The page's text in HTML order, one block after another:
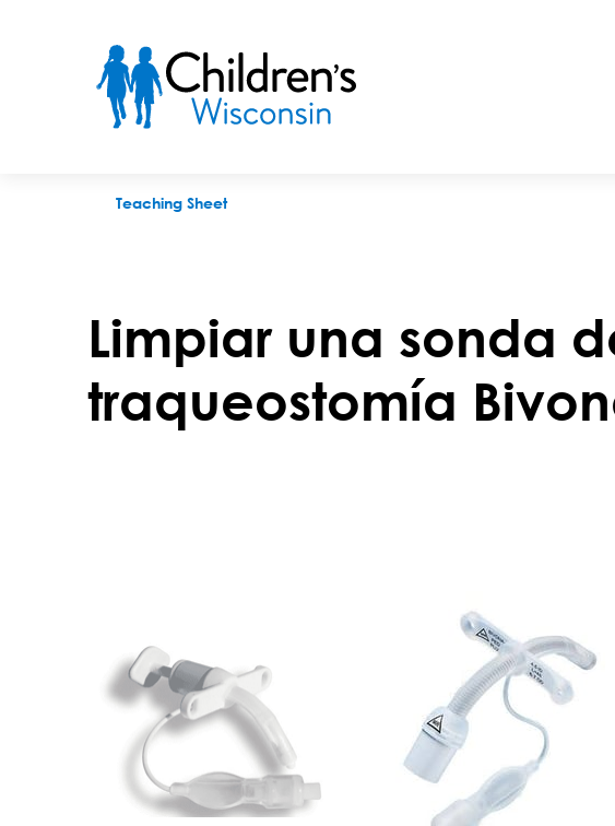
Teaching Sheet
Limpiar una sonda
traqueostomía